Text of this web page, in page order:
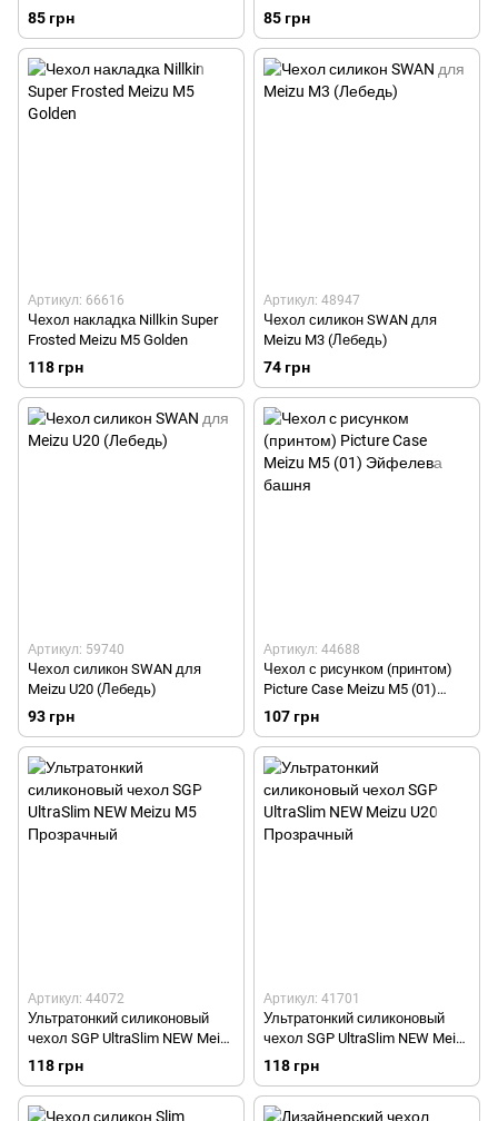
Red
85 грн 85 грн
Артикул: 66616
Чехол накладка Nillkin Super
Frosted Meizu M5 Golden
118 грн
Артикул: 48947
Чехол силикон SWAN для
Meizu M3 (Лебедь)
74 грн
Артикул: 59740
Чехол силикон SWAN для
Meizu U20 (Лебедь)
93 грн
Артикул: 44688
Чехол с рисунком (принтом)
Picture Case Meizu M5 (01)
Эйфелева башня
107 грн
Артикул: 44072
Ультратонкий силиконовый
чехол SGP UltraSlim NEW Meizu
M5 Прозрачный
118 грн
Артикул: 41701
Ультратонкий силиконовый
чехол SGP UltraSlim NEW Meizu
U20 Прозрачный
118 грн